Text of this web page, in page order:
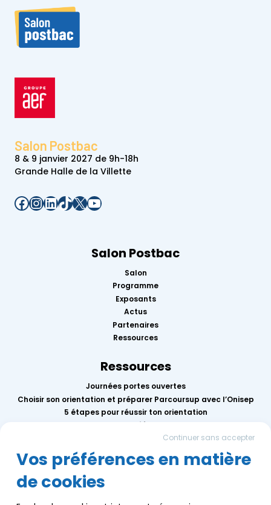
Salon Postbac
8 & 9 janvier 2027 de 9h-18h
Grande Halle de la Villette
Facebook
Instagram
LinkedIn
TikTok
X YouTube
Salon Postbac
Salon
Programme
Exposants
Actus
Partenaires
Ressources
Ressources
Journées portes ouvertes
Choisir son orientation et préparer Parcoursup avec l’Onisep
5 étapes pour réussir ton orientation
Replay des conférences 2026
Mercredis de l’orientation
Calendrier des événements AEF info
Groupe AEF
Continuer sans accepter
Vos préférences en matière
de cookies